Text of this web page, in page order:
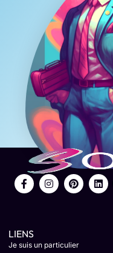
LIENS
Je suis un particulier